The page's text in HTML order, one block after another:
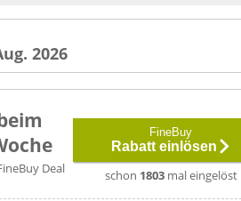
2026
Deal
FineBuy
Rabatt einlösen
schon 1803mal eingelöst